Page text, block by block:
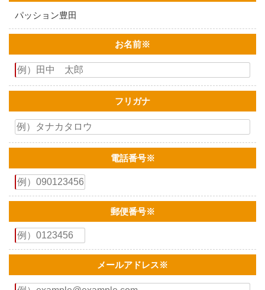
パッション豊田
お名前※
フリガナ
電話番号※
郵便番号※
メールアドレス※